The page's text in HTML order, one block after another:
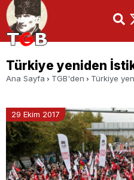
Türkiye yeniden
Ana Sayfa TGB'den Türkiye
29 Ekim 2017